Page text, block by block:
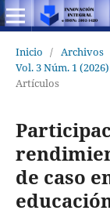
Inicio / Archivos
Vol. 3 Núm. 1
Artículos
de caso